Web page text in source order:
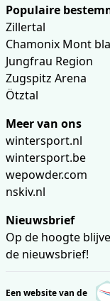
Populaire
Zillertal
Chamonix Mont
Jungfrau Region
Zugspitz Arena
Ötztal
Meer van ons
wintersport.nl
wintersport.be
wepowder.com
nskiv.nl
Nieuwsbrief
Op de hoogte
de nieuwsbrief!
Een website van de